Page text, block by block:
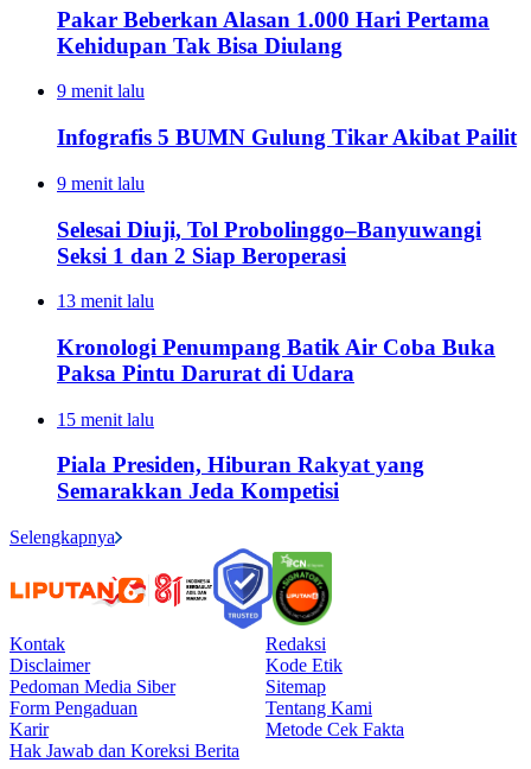
Pakar Beberkan Alasan 1.000 Hari Pertama
Kehidupan Tak Bisa Diulang
9 menit lalu
Infografis 5 BUMN Gulung Tikar Akibat Pailit
9 menit lalu
Selesai Diuji, Tol Probolinggo–Banyuwangi
Seksi 1 dan 2 Siap Beroperasi
13 menit lalu
Kronologi Penumpang Batik Air Coba Buka
Paksa Pintu Darurat di Udara
15 menit lalu
Piala Presiden, Hiburan Rakyat yang
Semarakkan Jeda Kompetisi
Selengkapnya
Kontak
Redaksi
Disclaimer
Kode Etik
Pedoman Media Siber
Sitemap
Form Pengaduan
Tentang Kami
Karir
Metode Cek Fakta
Hak Jawab dan Koreksi Berita